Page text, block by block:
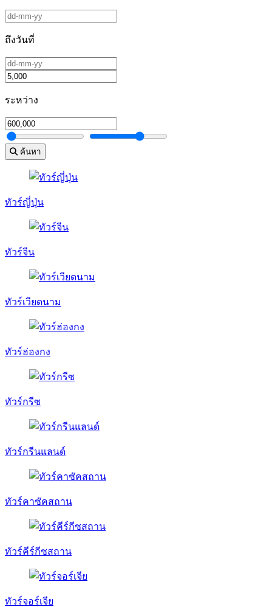
ถึงวันที่
ระหว่าง
ค้นหา
ทัวร์ญี่ปุ่น
ทัวร์จีน
ทัวร์เวียดนาม
ทัวร์ฮ่องกง
ทัวร์กรีซ
ทัวร์กรีนแลนด์
ทัวร์คาซัคสถาน
ทัวร์คีร์กีซสถาน
ทัวร์จอร์เจีย